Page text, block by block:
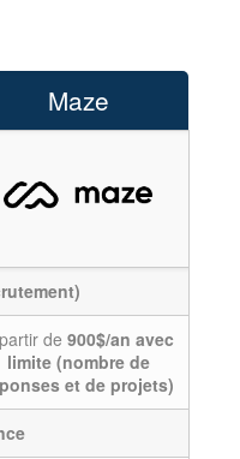
Maze
de 900$/an avec
limite (nombre de
et de projets)